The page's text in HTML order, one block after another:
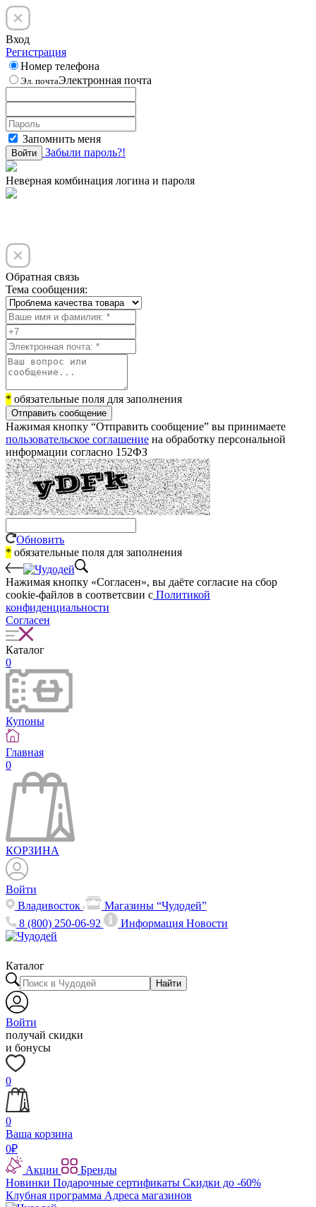
Вход
Регистрация
Номер телефона
Эл. почтаЭлектронная почта
Запомнить меня
Войти Забыли пароль?!
Неверная комбинация логина и пароля
Обратная связь
Тема сообщения:
* обязательные поля для заполнения
Отправить сообщение
Нажимая кнопку “Отправить сообщение” вы принимаете
пользовательское соглашение на обработку персональной
информации согласно 152ФЗ
Обновить
* обязательные поля для заполнения
Нажимая кнопку «Согласен», вы даёте cогласие на сбор
cookie-файлов в соответсвии с Политикой
конфиденциальности
Согласен
Каталог
0
Купоны
Главная
0
КОРЗИНА
Войти
Владивосток
Магазины “Чудодей”
8 (800) 250-06-92
ИнформацияНовости
Каталог
Найти
Войти
получай скидки
и бонусы
0
0
Ваша корзина
0₽
Акции
Бренды
Новинки Подарочные сертификаты Скидки до -60%
Клубная программа Адреса магазинов